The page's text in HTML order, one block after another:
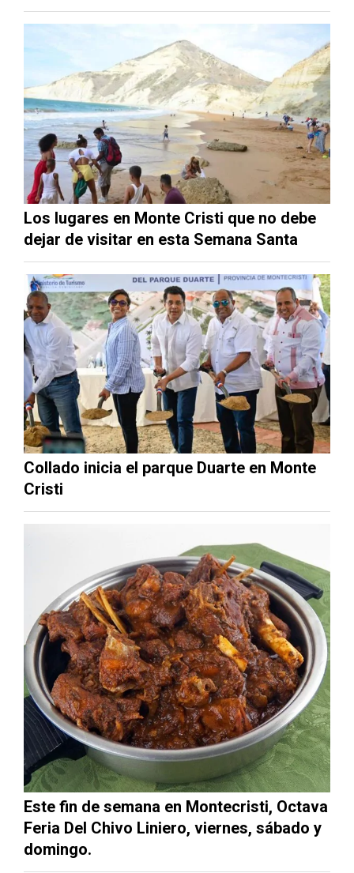
Los lugares en Monte Cristi que no debe
dejar de visitar en esta Semana Santa
Collado inicia el parque Duarte en Monte
Cristi
Este fin de semana en Montecristi, Octava
Feria Del Chivo Liniero, viernes, sábado y
domingo.